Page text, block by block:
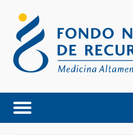
content